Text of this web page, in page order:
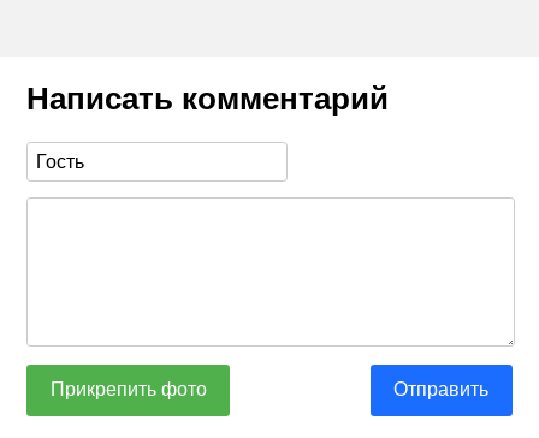
Написать комментарий
Прикрепить фото Отправить